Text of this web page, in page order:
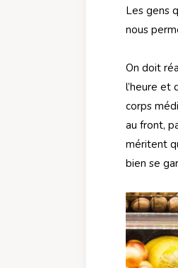
Les gens
nous
On doit
l’heure et
corps
au front,
méritent
bien se